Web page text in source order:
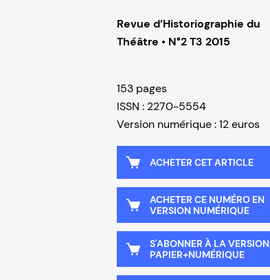
Revue d’Historiographie du
Théâtre • N°2 T3 2015
153 pages
ISSN : 2270-5554
Version numérique : 12 euros
ACHETER CET ARTICLE
ACHETER CE NUMÉRO EN
VERSION NUMÉRIQUE
S'ABONNER À LA VERSION
PAPIER+NUMÉRIQUE